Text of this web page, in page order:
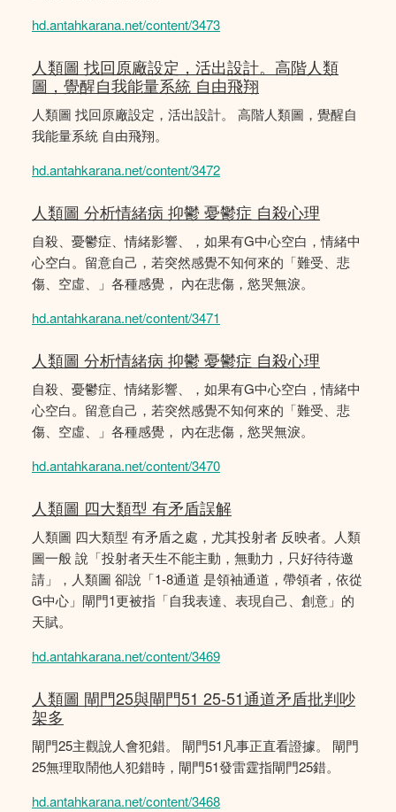
hd.antahkarana.net/content/3473
人類圖 找回原廠設定，活出設計。高階人類
圖，覺醒自我能量系統 自由飛翔
人類圖 找回原廠設定，活出設計。 高階人類圖，覺醒自
我能量系統 自由飛翔。
hd.antahkarana.net/content/3472
人類圖 分析情緒病 抑鬱 憂鬱症 自殺心理
自殺、憂鬱症、情緒影響、，如果有G中心空白，情緒中
心空白。留意自己，若突然感覺不知何來的「難受、悲
傷、空虛、」各種感覺， 內在悲傷，慾哭無淚。
hd.antahkarana.net/content/3471
人類圖 分析情緒病 抑鬱 憂鬱症 自殺心理
自殺、憂鬱症、情緒影響、，如果有G中心空白，情緒中
心空白。留意自己，若突然感覺不知何來的「難受、悲
傷、空虛、」各種感覺， 內在悲傷，慾哭無淚。
hd.antahkarana.net/content/3470
人類圖 四大類型 有矛盾誤解
人類圖 四大類型 有矛盾之處，尤其投射者 反映者。人類
圖一般 說「投射者天生不能主動，無動力，只好待待邀
請」，人類圖 卻說「1-8通道 是領袖通道，帶領者，依從
G中心」閘門1更被指「自我表達、表現自己、創意」的
天賦。
hd.antahkarana.net/content/3469
人類圖 閘門25與閘門51 25-51通道矛盾批判吵
架多
閘門25主觀說人會犯錯。 閘門51凡事正直看證據。 閘門
25無理取鬧他人犯錯時，閘門51發雷霆指閘門25錯。
hd.antahkarana.net/content/3468